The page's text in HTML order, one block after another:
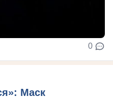
0
Маск